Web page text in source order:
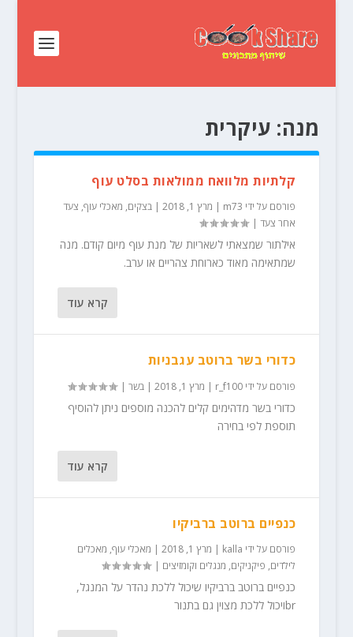
מנה: עיקרית
קלתיות מלוואח ממולאות בסלט עוף
פורסם על ידי m73
| מרץ 1, 2018 | בצקים, מאכלי עוף, צעד
אחר צעד|
אילתור שמצאתי לשאריות של מנת עוף מיום קודם. מנה
שמתאימה מאוד כארוחת צהריים או ערב.
קרא עוד
כדורי בשר ברוטב עגבניות
פורסם על ידי r_f100
| מרץ 1, 2018 | בשר|
כדורי בשר מדהימים קלים להכנה מוספים ניתן להוסיף
תוספת לפי בחירה
קרא עוד
כנפיים ברוטב ברביקיו
פורסם על ידי kalla
| מרץ 1, 2018 | מאכלי עוף, מאכלים
לילדים, פיקניקים, מנגלים וקומזיצים |
כנפיים ברוטב ברביקיו שיכול ללכת נהדר על המנגל,
brויכול ללכת מצוין גם בתנור